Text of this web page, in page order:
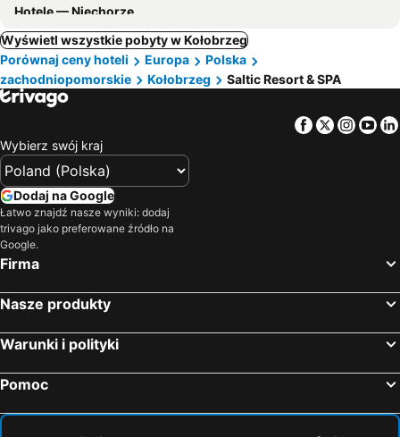
Hotele — Niechorze
Wyświetl wszystkie pobyty w Kołobrzeg
Porównaj ceny hoteli
Europa
Polska
zachodniopomorskie
Kołobrzeg Saltic Resort & SPA
Facebook
Twitter
Wybierz swój kraj
Dodaj na Google
Łatwo znajdź nasze wyniki: dodaj
trivago jako preferowane źródło na
Google.
Firma
Nasze produkty
Warunki i polityki
Pomoc